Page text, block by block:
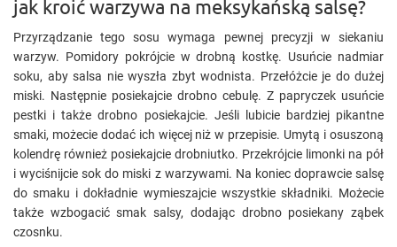
jak kroić warzywa na meksykańską salsę?
Przyrządzanie tego sosu wymaga pewnej precyzji w siekaniu
warzyw. Pomidory pokrójcie w drobną kostkę. Usuńcie nadmiar
soku, aby salsa nie wyszła zbyt wodnista. Przełóżcie je do dużej
miski. Następnie posiekajcie drobno cebulę. Z papryczek usuńcie
pestki i także drobno posiekajcie. Jeśli lubicie bardziej pikantne
smaki, możecie dodać ich więcej niż w przepisie. Umytą i osuszoną
kolendrę również posiekajcie drobniutko. Przekrójcie limonki na pół
i wyciśnijcie sok do miski z warzywami. Na koniec doprawcie salsę
do smaku i dokładnie wymieszajcie wszystkie składniki. Możecie
także wzbogacić smak salsy, dodając drobno posiekany ząbek
czosnku.